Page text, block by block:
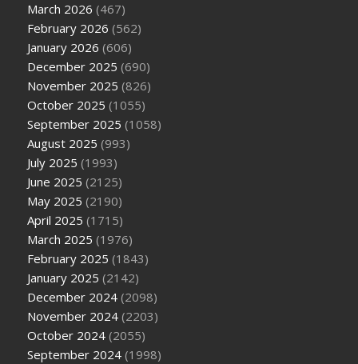
March 2026 (467)
February 2026 (562)
January 2026 (606)
December 2025 (690)
November 2025 (826)
October 2025 (1055)
September 2025 (1058)
August 2025 (993)
July 2025 (1993)
June 2025 (2125)
May 2025 (2190)
April 2025 (1715)
March 2025 (1976)
February 2025 (1843)
January 2025 (2142)
December 2024 (2098)
November 2024 (2203)
October 2024 (2055)
September 2024 (1998)